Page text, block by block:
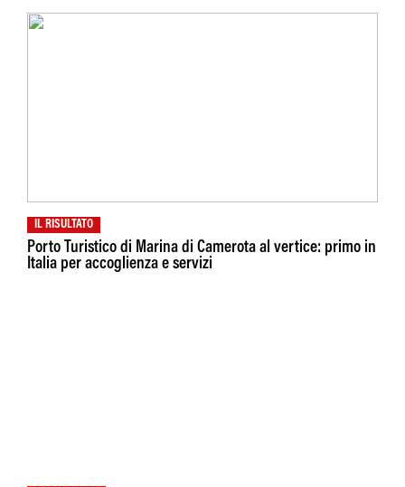
IL RISULTATO
Porto Turistico di Marina di Camerota al vertice: primo in
Italia per accoglienza e servizi